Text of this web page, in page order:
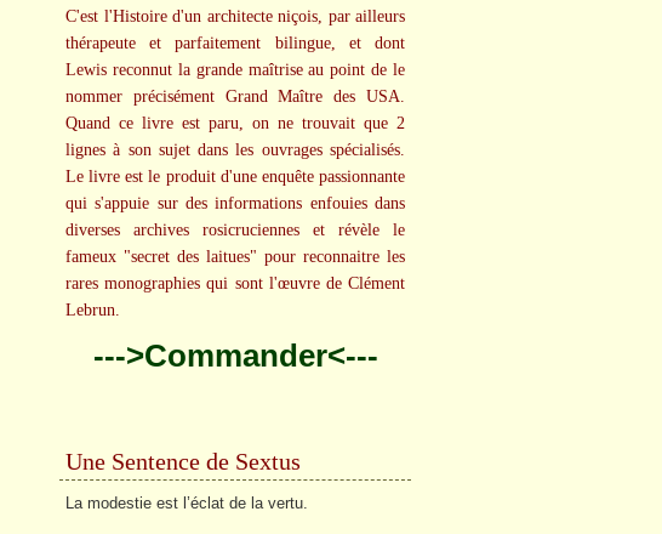
C'est l'Histoire d'un architecte niçois, par ailleurs
thérapeute et parfaitement bilingue, et dont
Lewis reconnut la grande maîtrise au point de le
nommer précisément Grand Maître des USA.
Quand ce livre est paru, on ne trouvait que 2
lignes à son sujet dans les ouvrages spécialisés.
Le livre est le produit d'une enquête passionnante
qui s'appuie sur des informations enfouies dans
diverses archives rosicruciennes et révèle le
fameux "secret des laitues" pour reconnaitre les
rares monographies qui sont l'œuvre de Clément
Lebrun.
--->Commander<---
Une Sentence de Sextus
La modestie est l’éclat de la vertu.